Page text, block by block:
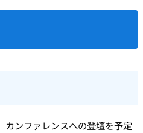
ンファレンスへの登壇を予定